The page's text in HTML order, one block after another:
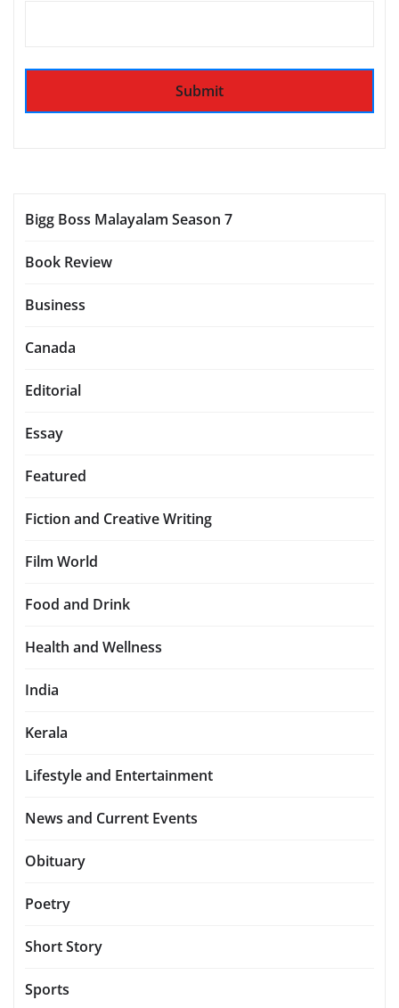
Bigg Boss Malayalam Season 7
Book Review
Business
Canada
Editorial
Essay
Featured
Fiction and Creative Writing
Film World
Food and Drink
Health and Wellness
India
Kerala
Lifestyle and Entertainment
News and Current Events
Obituary
Poetry
Short Story
Sports